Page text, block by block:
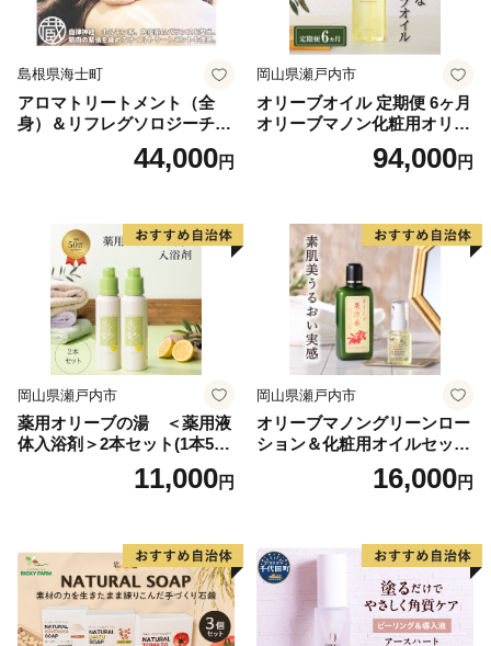
柳津町長 小林 功
島根県海士町
アロマトリートメント（全
身）＆リフレグソロジーチケ
44,000円
岡山県瀬戸内市
オリーブオイル 定期便 6ヶ月
オリーブマノン化粧用オリー
ブオイル 200ml オリーブ オ
イル 美容 スキンケア 化粧用
94,000円
岡山県瀬戸内市
薬用オリーブの湯 ＜薬用液
体入浴剤＞2本セット(1本500
11,000円
岡山県瀬戸内市
オリーブマノングリーンロー
ション＆化粧用オイルセット
美容グッズ スキンケア 化粧
16,000円